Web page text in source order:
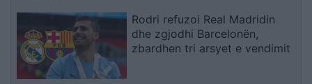
Rodri refuzoi Real Madridin
dhe zgjodhi Barcelonën,
zbardhen tri arsyet e vendimit